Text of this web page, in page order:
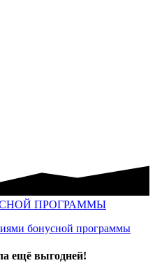
ПРОГРАММЫ
бонусной программы
ещё выгодней!